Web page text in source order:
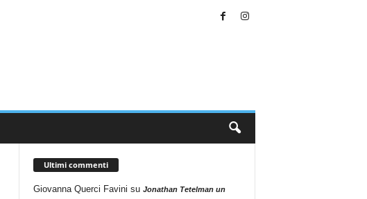
Ultimi commenti
Giovanna Querci Favini su Jonathan Tetelman un